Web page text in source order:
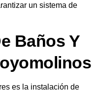
un sistema de
Baños Y
es la instalación de